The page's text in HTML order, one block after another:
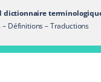
dictionnaire
Définitions – Traductions